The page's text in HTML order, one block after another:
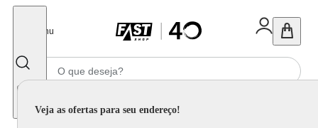
Menu
Veja as ofertas para seu endereço!